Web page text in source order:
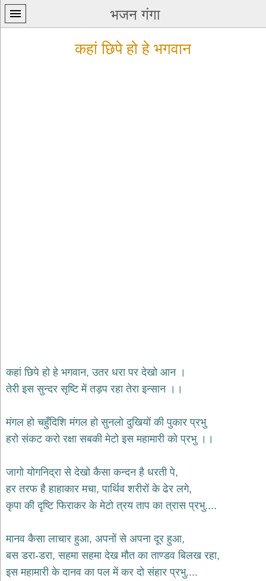
भजन गंगा
जैन
भजन
jain
दुर्गा
भजन
durga
गणेश
भजन
ganesh
bhajans
भजन
bhajans
गुरुदेव
कहां छिपे हो हे भगवान
कहां छिपे हो हे भगवान, उतर धरा पर देखो आन ।
तेरी इस सुन्दर सृष्टि में तड़प रहा तेरा इन्सान ।।
मंगल हो चहुँदिशि मंगल हो सुनलो दुखियों की पुकार प्रभु
हरो संकट करो रक्षा सबकी मेटो इस महामारी को प्रभु ।।
जागो योगनिद्रा से देखो कैसा कन्दन है धरती पे,
हर तरफ है हाहाकार मचा, पार्थिव शरीरों के ढेर लगे,
कृपा की दृष्टि फिराकर के मेटो त्रय ताप का त्रास प्रभु....
मानव कैसा लाचार हुआ, अपनों से अपना दूर हुआ,
बस डरा-डरा, सहमा सहमा देख मौत का ताण्डव बिलख रहा,
इस महामारी के दानव का पल में कर दो संहार प्रभु....